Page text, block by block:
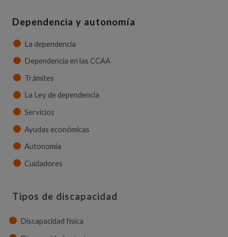
Dependencia y autonomía
La dependencia
Dependencia en las CCAA
Trámites
La Ley de dependencia
Servicios
Ayudas económicas
Autonomía
Cuidadores
Tipos de discapacidad
Discapacidad física